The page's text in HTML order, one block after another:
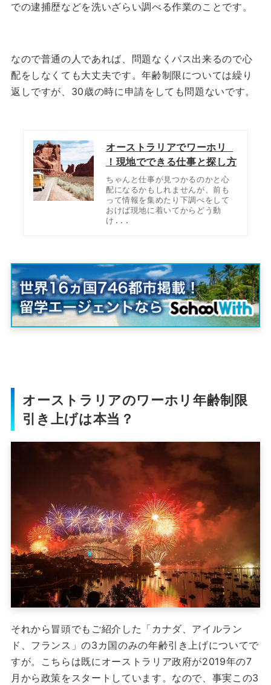
での逮捕歴などを洗いざらい調べる作業のことです。
なので普通の人であれば、問題なくパス出来るので心
配をしなくても大丈夫です。年齢制限については繰り
返しですが、30歳の時に申請をしても問題ないです。
オーストラリアでワーホリ
！現地でできる仕事と探し方
ちゃんと仕事が見つかるのかと心
配になるかもしれませんが、前も
って情報を集めたり下調べをして
おけば現地に着いてからどう動
け...
オーストラリアのワーホリ年齢制限
引き上げは本当？
それから冒頭でもご紹介した「カナダ、アイルラン
ド、フランス」の3カ国のみの年齢引き上げについてで
すが。
こちらは既にオーストラリア政府が2019年の7
月から政策をスタートしています。 なので、事実この3